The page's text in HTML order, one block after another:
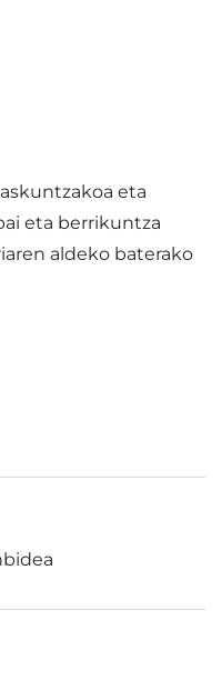
eta
eta berrikuntza
aldeko baterako